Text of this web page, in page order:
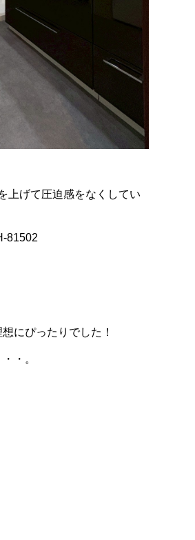
上げて圧迫感をなくしてい
81502
にぴったりでした！
・。